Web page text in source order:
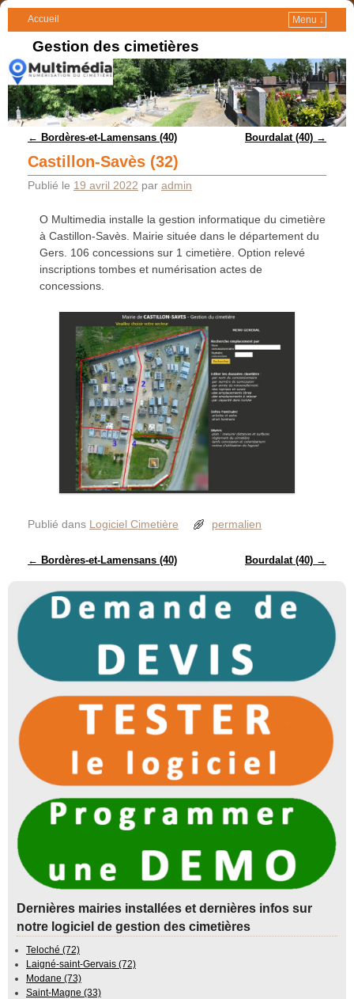
Accueil Menu ↓
Gestion des cimetières
Navigation des articles
← Bordères-et-Lamensans (40) Bourdalat (40) →
Castillon-Savès (32)
Publié le 19 avril 2022 par admin
O Multimedia installe la gestion informatique du cimetière
à Castillon-Savès. Mairie située dans le département du
Gers. 106 concessions sur 1 cimetière. Option relevé
inscriptions tombes et numérisation actes de
concessions.
Publié dans Logiciel Cimetière permalien
Navigation des articles
← Bordères-et-Lamensans (40) Bourdalat (40) →
Dernières mairies installées et dernières infos sur
notre logiciel de gestion des cimetières
Teloché (72)
Laigné-saint-Gervais (72)
Modane (73)
Saint-Magne (33)